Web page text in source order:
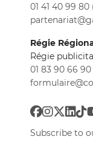
01 41 40 99 80
Régie
Régie
01 83 90 66 90
Subscribe to